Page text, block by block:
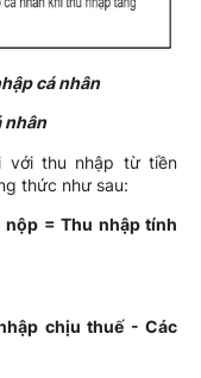
cá nhân
nhân
với thu nhập từ tiền
thức như sau:
nộp = Thu nhập tính
chịu thuế - Các